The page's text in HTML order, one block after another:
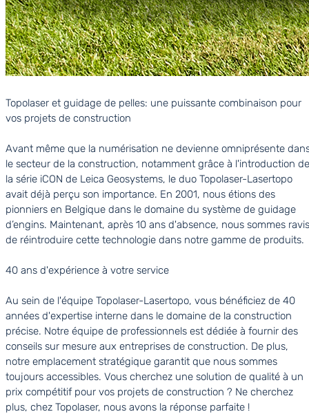
Topolaser et guidage de pelles: une puissante combinaison pour
vos projets de construction
Avant même que la numérisation ne devienne omniprésente
le secteur de la construction, notamment grâce à l'introduction de
la série iCON de Leica Geosystems, le duo Topolaser-Lasertopo
avait déjà perçu son importance. En 2001, nous étions des
pionniers en Belgique dans le domaine du système de guidage
d’engins. Maintenant, après 10 ans d'absence, nous sommes ravis
de réintroduire cette technologie dans notre gamme de produits.
40 ans d'expérience à votre service
Au sein de l'équipe Topolaser-Lasertopo, vous bénéficiez de 40
années d'expertise interne dans le domaine de la construction
précise. Notre équipe de professionnels est dédiée à fournir des
conseils sur mesure aux entreprises de construction. De plus,
notre emplacement stratégique garantit que nous sommes
toujours accessibles. Vous cherchez une solution de qualité à un
prix compétitif pour vos projets de construction ? Ne cherchez
plus, chez Topolaser, nous avons la réponse parfaite !